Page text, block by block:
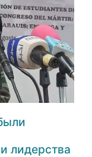
лидерства